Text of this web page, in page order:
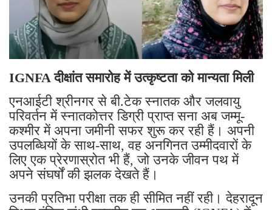
IGNFA दीक्षांत समारोह में उत्कृष्टता को मान्यता मिली
एनआईटी श्रीनगर से बी.टेक स्नातक और जलवायु
परिवर्तन में स्नातकोत्तर डिग्री प्राप्त सना अब जम्मू-
कश्मीर में अपना जमीनी सफर शुरू कर रही हैं। अपनी
उपलब्धियों के साथ-साथ, वह अनगिनत उम्मीदवारों के
लिए एक प्रेरणास्रोत भी हैं, जो उनके जीवन पथ में
अपने संघर्षों की झलक देखते हैं।
उनकी प्रतिभा परीक्षा तक ही सीमित नहीं रही। देहरादून